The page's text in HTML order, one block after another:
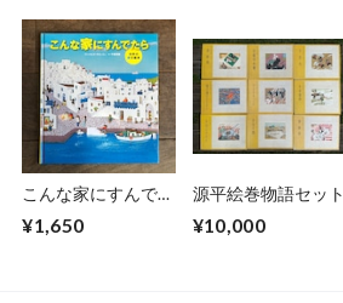
こんな家にすんでた
¥1,650
源平絵巻物語セット
¥10,000